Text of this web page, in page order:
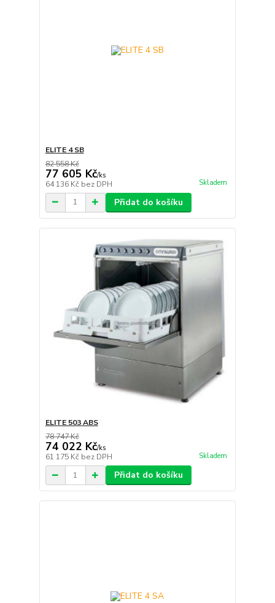
ELITE 4 SB
82 558 Kč
77 605 Kč/ks
64 136 Kč bez DPH Skladem
Přidat do košíku
ELITE 503 ABS
78 747 Kč
74 022 Kč/ks
61 175 Kč bez DPH Skladem
Přidat do košíku